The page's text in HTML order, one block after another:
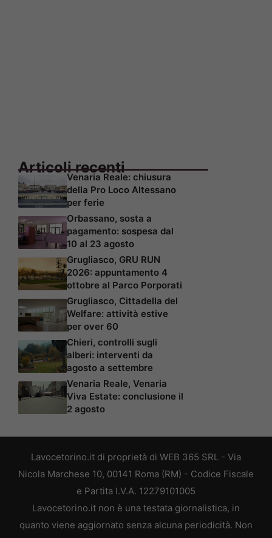
Articoli recenti
Venaria Reale: chiusura
della Pro Loco Altessano
per ferie
Orbassano, sosta a
pagamento: sospesa dal
10 al 23 agosto
Grugliasco, GRU RUN
2026: appuntamento 4
ottobre al Parco Porporati
Grugliasco, Cittadella del
Welfare: attività estive
per over 60
Chieri, controlli sugli
alberi: interventi da
agosto a settembre
Venaria Reale, Venaria
Viva Estate: conclusione il
2 agosto
Lavocetorino.it di proprietà di WEB 365 SRL - Via
Nicola Marchese 10, 00141 Roma (RM) - Codice Fiscale
e Partita I.V.A. 12279101005
Lavocetorino.it non è una testata giornalistica, in
quanto viene aggiornato senza alcuna periodicità. Non